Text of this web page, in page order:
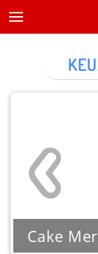
Cake